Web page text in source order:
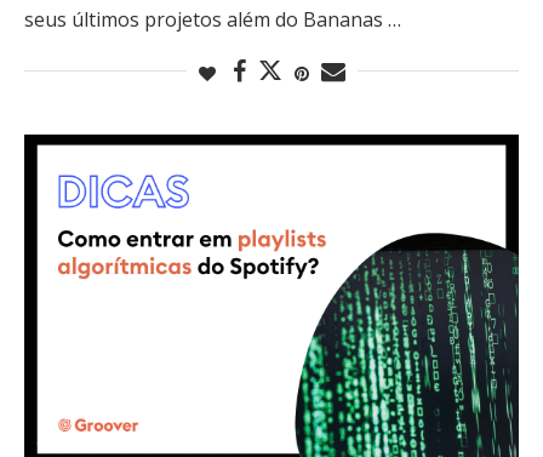
seus últimos projetos além do Bananas …